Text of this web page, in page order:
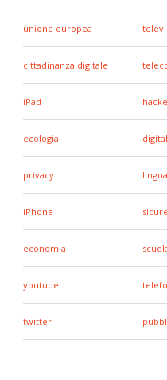
unione europea
cittadinanza digitale
iPad
ecologia
privacy
iPhone
economia
youtube
twitter